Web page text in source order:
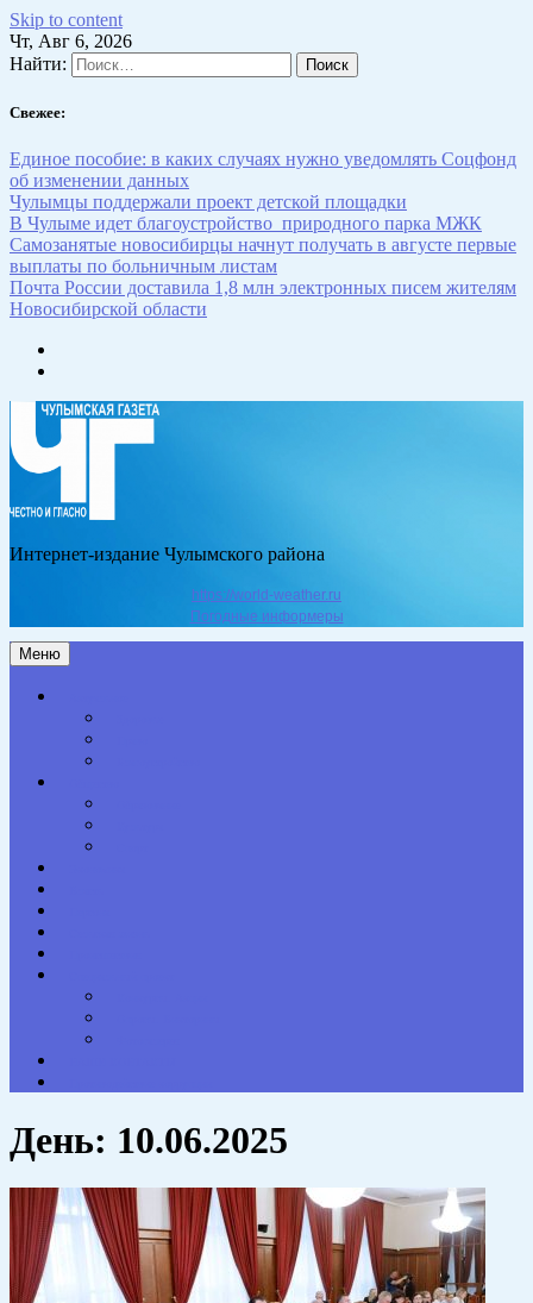
Skip to content
Чт, Авг 6, 2026
Найти:
Свежее:
Единое пособие: в каких случаях нужно уведомлять Соцфонд
об изменении данных
Чулымцы поддержали проект детской площадки
В Чулыме идет благоустройство природного парка МЖК
Самозанятые новосибирцы начнут получать в августе первые
выплаты по больничным листам
Почта России доставила 1,8 млн электронных писем жителям
Новосибирской области
Интернет-издание Чулымского района
https://world-weather.ru
Погодные информеры
Меню
День: 10.06.2025